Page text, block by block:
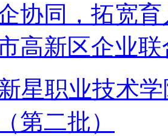
协同，拓宽
高新区企业
星职业技术
第二批）